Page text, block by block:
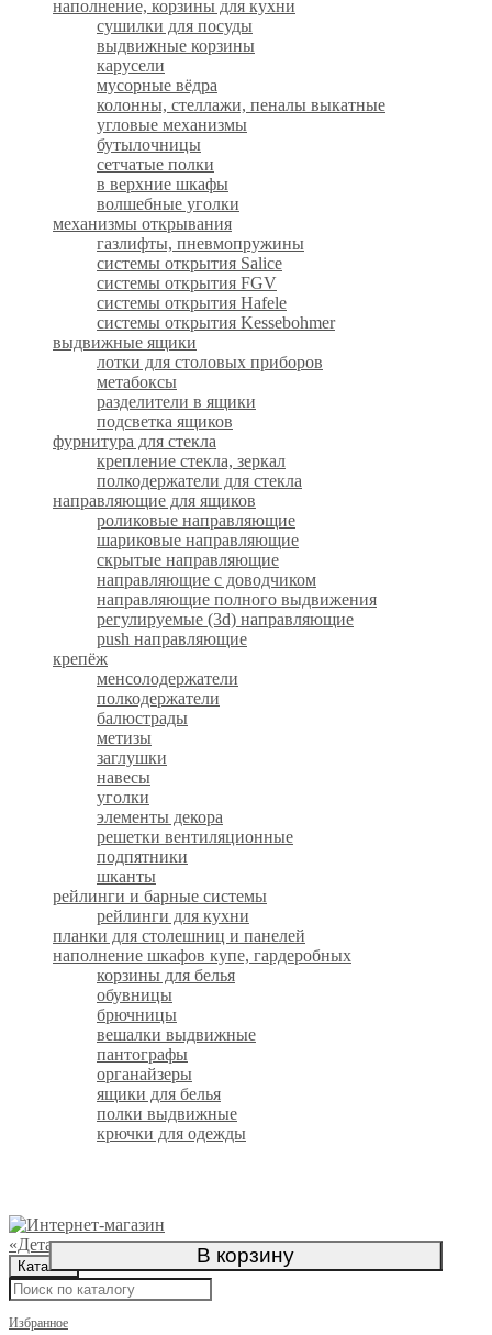
Официальный интернет-магазин
Каталог
Избранное
В корзину
наполнение, корзины для кухни
сушилки для посуды
выдвижные корзины
карусели
мусорные вёдра
колонны, стеллажи, пеналы выкатные
угловые механизмы
бутылочницы
сетчатые полки
в верхние шкафы
волшебные уголки
механизмы открывания
газлифты, пневмопружины
системы открытия Salice
системы открытия FGV
системы открытия Hafele
системы открытия Kessebohmer
выдвижные ящики
лотки для столовых приборов
метабоксы
разделители в ящики
подсветка ящиков
фурнитура для стекла
крепление стекла, зеркал
полкодержатели для стекла
направляющие для ящиков
роликовые направляющие
шариковые направляющие
скрытые направляющие
направляющие с доводчиком
направляющие полного выдвижения
регулируемые (3d) направляющие
push направляющие
крепёж
менсолодержатели
полкодержатели
балюстрады
метизы
заглушки
навесы
уголки
элементы декора
решетки вентиляционные
подпятники
шканты
рейлинги и барные системы
рейлинги для кухни
планки для столешниц и панелей
наполнение шкафов купе, гардеробных
корзины для белья
обувницы
брючницы
вешалки выдвижные
пантографы
органайзеры
ящики для белья
полки выдвижные
крючки для одежды